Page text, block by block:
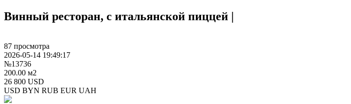
Винный ресторан, с итальянской пиццей |
87 просмотра
2026-05-14 19:49:17
№13736
200.00 м2
26 800 USD
USD BYN RUB EUR UAH